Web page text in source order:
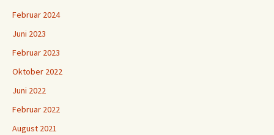
Februar 2024
Juni 2023
Februar 2023
Oktober 2022
Juni 2022
Februar 2022
August 2021